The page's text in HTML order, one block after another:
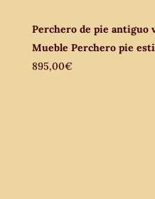
Perchero de pie antiguo
Mueble Perchero pie
895,00€